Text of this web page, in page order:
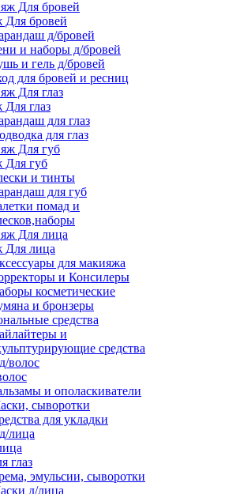
бровей
д/бровей
и наборы д/бровей
и гель д/бровей
для бровей и ресниц
глаз
для глаз
для глаз
губ
и тинты
для губ
помад и
лица
для макияжа
и Консилеры
косметические
и бронзеры
средства
и
средства
и ополаскиватели
сыворотки
для укладки
глаз
эмульсии, сыворотки
д/лица